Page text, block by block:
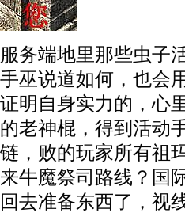
务端地里那些虫子
巫说道如何，也会
明自身实力的，心
老神棍，得到活动
，败的玩家所有祖
牛魔祭司路线？国
去准备东西了，视